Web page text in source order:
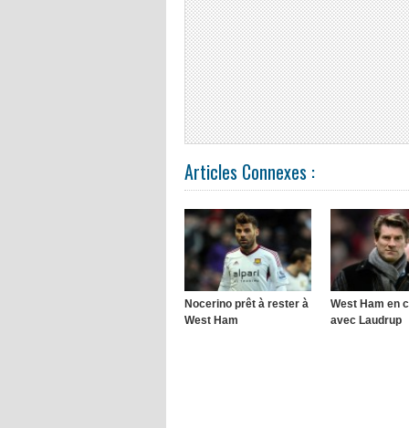
Articles Connexes :
Nocerino prêt à rester à
West Ham
West Ham en
avec Laudrup